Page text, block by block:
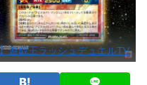
遊戯王ラッシュデュエルTV